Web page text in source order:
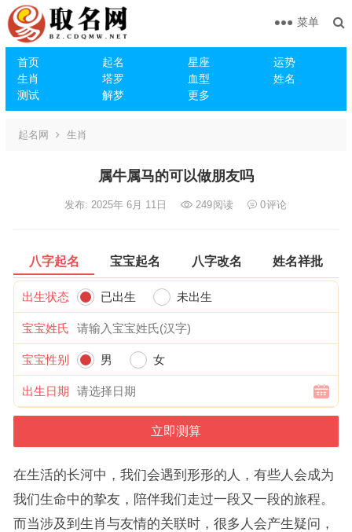
首页 起名 星座
运势
生肖
塔罗 血型
姓名
测试
解梦 更多
菜单
起名网 生肖
属牛属马的可以做朋友吗
发布: 2025年 6月 11日 249阅读 0评论
八字起名 宝宝起名 八字改名 姓名祥批
出生状态 已出生 未出生
宝宝姓氏
宝宝性别 男 女
出生日期
在生活的长河中，我们会遇到形形的人，有些人会成为
我们生命中的挚友，陪伴我们走过一段又一段的旅程。
而当涉及到生肖与友情的关联时，很多人会产生疑问，